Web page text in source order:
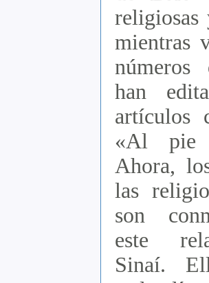
mientras
números
han
artículos
«Al pie
Ahora,
las
son
este
Sinaí.